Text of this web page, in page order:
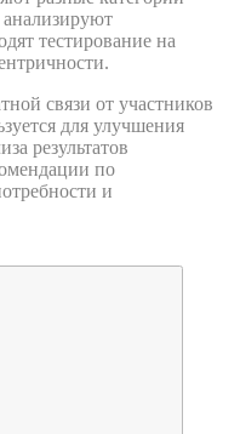
анализируют
тестирование на
связи от участников
для улучшения
результатов
по
и